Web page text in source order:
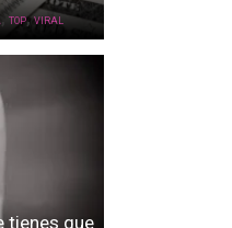
, TOP,VIRAL
tienes que